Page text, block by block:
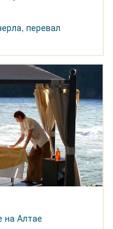
перевал
на Алтае